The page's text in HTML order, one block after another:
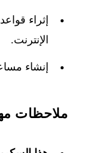
إثراء
الإنترنت.
إنشاء
ملاحظات